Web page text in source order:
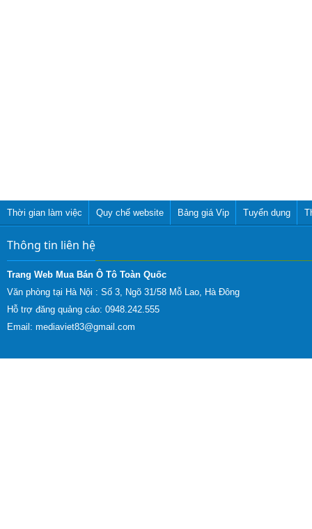
Thời gian làm việc Quy chế website Bảng giá Vip Tuyển dụng
Thông tin liên hệ
Trang Web Mua Bán Ô Tô Toàn Quốc
Văn phòng tại Hà Nội : Số 3, Ngõ 31/58 Mỗ Lao, Hà Đông
Hỗ trợ đăng quảng cáo: 0948.242.555
Email: mediaviet83@gmail.com